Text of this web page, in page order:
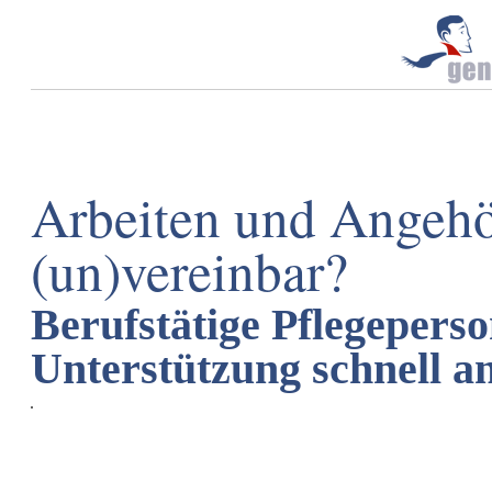
Arbeiten und
(un)vereinbar?
Berufstätige
Unterstützung schnell